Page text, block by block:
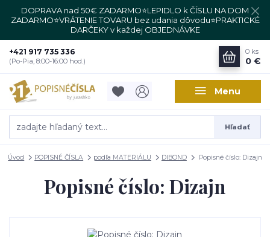
DOPRAVA nad 50€ ZADARMO⭐LEPIDLO k ČÍSLU NA DOM
ZADARMO⭐VRÁTENIE TOVARU bez udania dôvodu⭐PRAKTICKÉ
DARČEKY v každej OBJEDNÁVKE
Menu
Hľadať
+421 917 735 336
(Po-Pia, 8:00-16:00 hod.)
0 ks
0 €
Úvod POPISNÉ ČÍSLA podľa MATERIÁLU DIBOND Popisné číslo: Dizajn
Popisné číslo: Dizajn